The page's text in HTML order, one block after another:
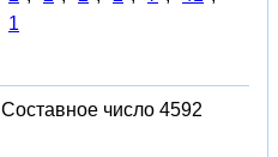
1
Составное число 4592